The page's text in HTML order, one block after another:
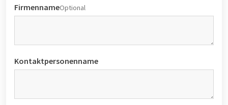
FirmennameOptional
Kontaktpersonenname